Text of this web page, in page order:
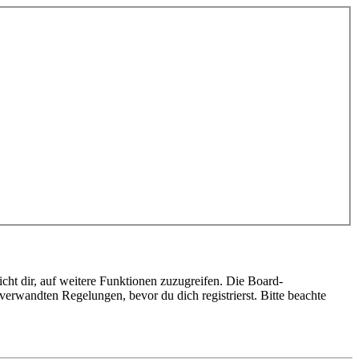
dir, auf weitere Funktionen zuzugreifen. Die Board-
Regelungen, bevor du dich registrierst. Bitte beachte